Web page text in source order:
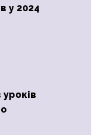
у 2024
уроків